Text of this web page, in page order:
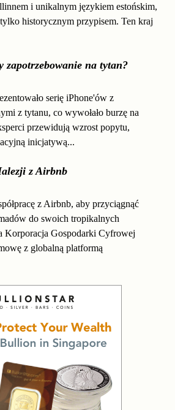
i unikalnym językiem estońskim,
historycznym przypisem. Ten kraj
zapotrzebowanie na tytan?
serię iPhone'ów z
z tytanu, co wywołało burzę na
przewidują wzrost popytu,
inicjatywą...
z Airbnb
z Airbnb, aby przyciągnąć
do swoich tropikalnych
Korporacja Gospodarki Cyfrowej
z globalną platformą